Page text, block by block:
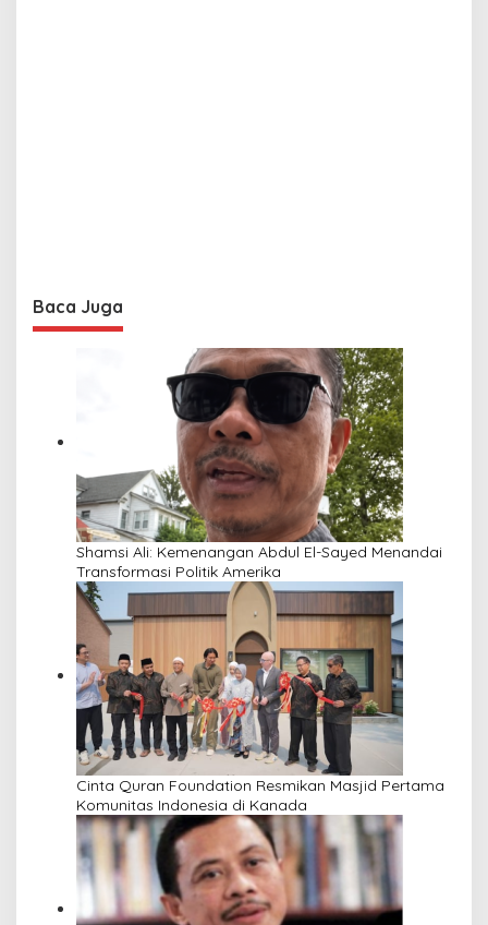
Baca Juga
Shamsi Ali: Kemenangan Abdul El-Sayed Menandai
Transformasi Politik Amerika
Cinta Quran Foundation Resmikan Masjid Pertama
Komunitas Indonesia di Kanada